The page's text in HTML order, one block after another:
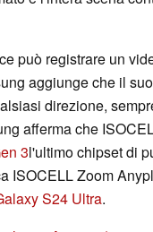
può registrare un
aggiunge che il
direzione,
afferma che
3l'ultimo chipset di
ISOCELL Zoom
S24 Ultra.